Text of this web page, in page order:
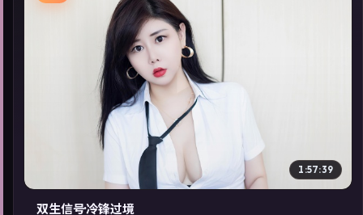
▶
1:57:39
双生信号·冷锋过境